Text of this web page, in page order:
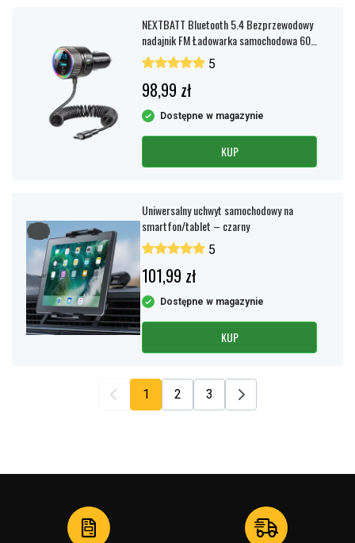
NEXTBATT Bluetooth 5.4 Bezprzewodowy
nadajnik FM Ładowarka samochodowa 60
W - Czarny
5
98,99 zł
Dostępne w magazynie
KUP
Uniwersalny uchwyt samochodowy na
smartfon/tablet – czarny
5
101,99 zł
Dostępne w magazynie
KUP
1 2 3